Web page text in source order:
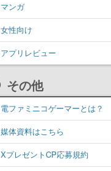
マンガ
女性向け
アプリレビュー
その他
電ファミニコゲーマーとは？
媒体資料はこちら
XプレゼントCP応募規約